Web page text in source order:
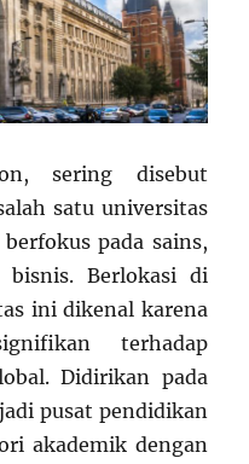
sering disebut
satu universitas
pada sains,
Berlokasi di
ini dikenal karena
terhadap
Didirikan pada
pusat pendidikan
akademik dengan